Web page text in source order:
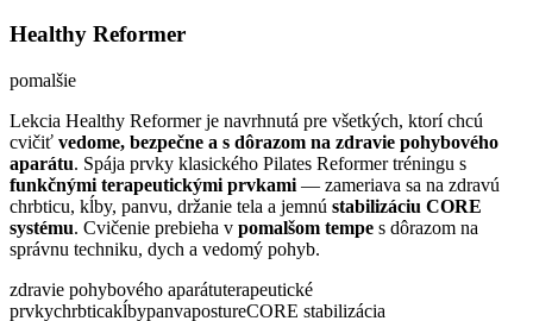
Healthy Reformer
pomalšie
Lekcia Healthy Reformer je navrhnutá pre všetkých, ktorí chcú
cvičiť vedome, bezpečne a s dôrazom na zdravie pohybového
aparátu. Spája prvky klasického Pilates Reformer tréningu s
funkčnými terapeutickými prvkami — zameriava sa na zdravú
chrbticu, kĺby, panvu, držanie tela a jemnú stabilizáciu CORE
systému. Cvičenie prebieha v pomalšom tempe s dôrazom na
správnu techniku, dych a vedomý pohyb.
zdravie pohybového aparátuterapeutické
prvkychrbticakĺbypanvapostureCORE stabilizácia